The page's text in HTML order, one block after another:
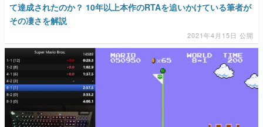
て達成されたのか？ 10年以上本作のRTAを追いかけている筆者が
その凄さを解説
2021年4月15日 公開